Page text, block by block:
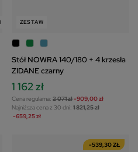
ZESTAW
ZESTAW
Stół NOWRA 140/180 + 4 krzesła
ZIDANE czarny
1 162 zł
Cena regularna: 2 071 zł-909,00 zł
Najniższa cena z 30 dni: 1 821,25 zł
-659,25 zł
-539,30 ZŁ